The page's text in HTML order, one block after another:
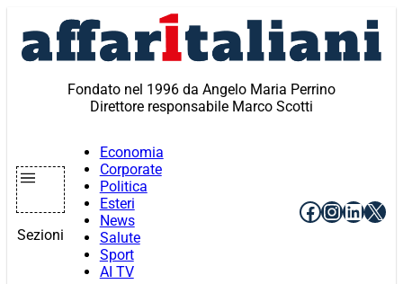
contenuto
Fondato nel 1996 da Angelo Maria Perrino
Direttore responsabile Marco Scotti
Sezioni
Economia
Corporate
Politica
Esteri
News
Salute
Sport
AI TV
Facebook
X